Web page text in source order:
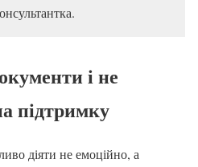
і не
підтримку
діяти не емоційно, а